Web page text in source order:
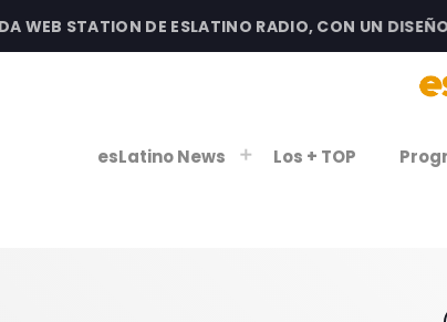
STATION DE ESLATINO RADIO, CON UN DISEÑO
esLatino News Los + TOP